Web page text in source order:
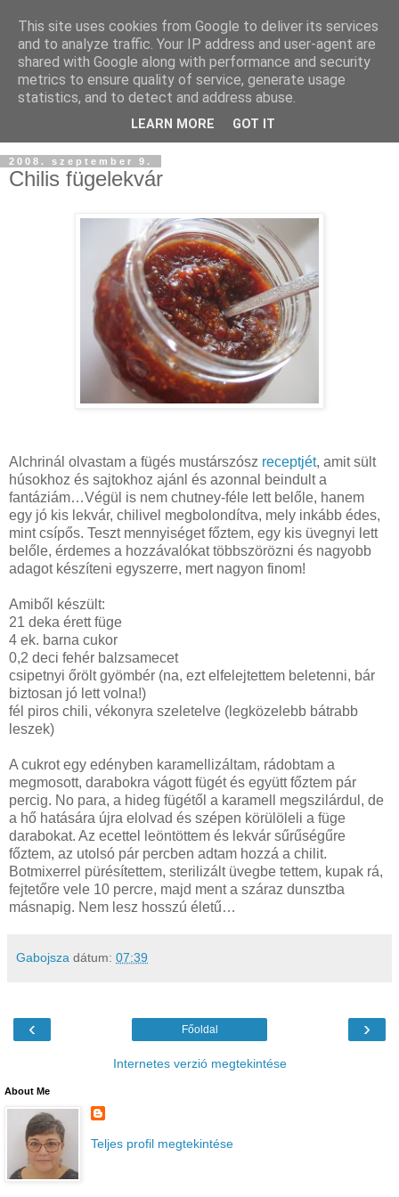
2008. szeptember 9.
Chilis fügelekvár
Alchrinál olvastam a fügés mustárszósz receptjét, amit sült
húsokhoz és sajtokhoz ajánl és azonnal beindult a
fantáziám…Végül is nem chutney-féle lett belőle, hanem
egy jó kis lekvár, chilivel megbolondítva, mely inkább édes,
mint csípős. Teszt mennyiséget főztem, egy kis üvegnyi lett
belőle, érdemes a hozzávalókat többszörözni és nagyobb
adagot készíteni egyszerre, mert nagyon finom!
Amiből készült:
21 deka érett füge
4 ek. barna cukor
0,2 deci fehér balzsamecet
csipetnyi őrölt gyömbér (na, ezt elfelejtettem beletenni, bár
biztosan jó lett volna!)
fél piros chili, vékonyra szeletelve (legközelebb bátrabb
leszek)
A cukrot egy edényben karamellizáltam, rádobtam a
megmosott, darabokra vágott fügét és együtt főztem pár
percig. No para, a hideg fügétől a karamell megszilárdul, de
a hő hatására újra elolvad és szépen körülöleli a füge
darabokat. Az ecettel leöntöttem és lekvár sűrűségűre
főztem, az utolsó pár percben adtam hozzá a chilit.
Botmixerrel pürésítettem, sterilizált üvegbe tettem, kupak rá,
fejtetőre vele 10 percre, majd ment a száraz dunsztba
másnapig. Nem lesz hosszú életű…
Gabojsza dátum: 07:39
‹ ›
Főoldal
Internetes verzió megtekintése
About Me
Teljes profil megtekintése
This site uses cookies from Google to deliver its services
and to analyze traffic. Your IP address and user-agent are
shared with Google along with performance and security
metrics to ensure quality of service, generate usage
statistics, and to detect and address abuse.
LEARN MORE GOT IT